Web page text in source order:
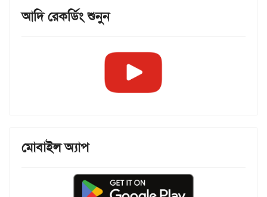
আদি রেকর্ডিং শুনুন
মোবাইল অ্যাপ